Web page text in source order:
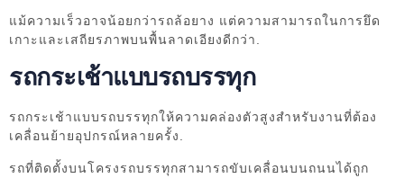
แม้ความเร็วอาจน้อยกว่ารถล้อยาง แต่ความสามารถในการยึด
เกาะและเสถียรภาพบนพื้นลาดเอียงดีกว่า.
รถกระเช้าแบบรถบรรทุก
รถกระเช้าแบบรถบรรทุกให้ความคล่องตัวสูงสำหรับงานที่ต้อง
เคลื่อนย้ายอุปกรณ์หลายครั้ง.
รถที่ติดตั้งบนโครงรถบรรทุกสามารถขับเคลื่อนบนถนนได้ถูก